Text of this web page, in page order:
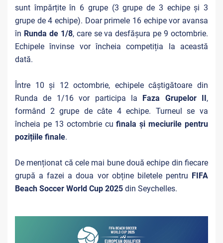
sunt împărțite în 6 grupe (3 grupe de 3 echipe și 3
grupe de 4 echipe). Doar primele 16 echipe vor avansa
în Runda de 1/8, care se va desfășura pe 9 octombrie.
Echipele învinse vor încheia competiția la această
dată.
Între 10 și 12 octombrie, echipele câștigătoare din
Runda de 1/16 vor participa la Faza Grupelor II,
formând 2 grupe de câte 4 echipe. Turneul se va
încheia pe 13 octombrie cufinala și meciurile pentru
pozițiile finale.
De menționat că cele mai bune două echipe din fiecare
grupă a fazei a doua vor obține biletele pentru FIFA
Beach Soccer World Cup 2025 din Seychelles.